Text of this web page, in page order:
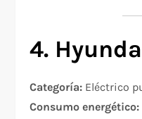
4.
Categoría: Eléctrico
Consumo energético: